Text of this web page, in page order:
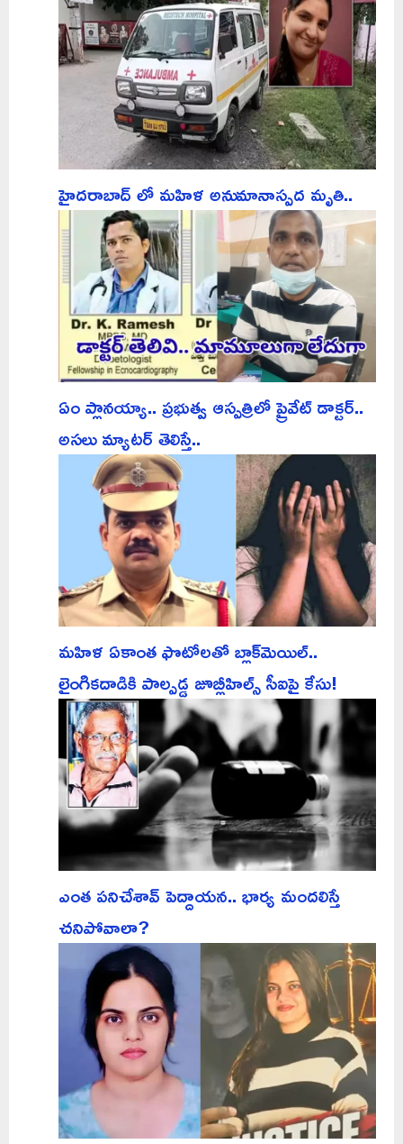
హైదరాబాద్ లో మహిళ అనుమానాస్పద మృతి..
ఏం ప్లానయ్యా.. ప్రభుత్వ ఆస్పత్రిలో ప్రైవేట్ డాక్టర్..
అసలు మ్యాటర్ తెలిస్తే..
మహిళ ఏకాంత ఫొటోలతో బ్లాక్‌మెయిల్..
లైంగికదాడికి పాల్పడ్డ జూబ్లీహిల్స్ సీఐపై కేసు!
ఎంత పనిచేశావ్ పెద్దాయన.. భార్య మందలిస్తే
చనిపోవాలా?